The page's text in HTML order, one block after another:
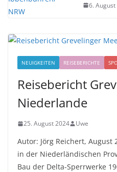
6.
NEUIGKEITEN REISEBERICHTE
Reisebericht
Niederlande
25. August 2024 Uwe
Autor: Jörg Reichert, August
in der Niederländischen
Bau der Delta-Sperrwerke